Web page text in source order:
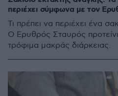
περιέχει σύμφωνα με τον
Τι πρέπει να περιέχει ένα
Ο Ερυθρός Σταυρός
τρόφιμα μακράς διάρκειας.